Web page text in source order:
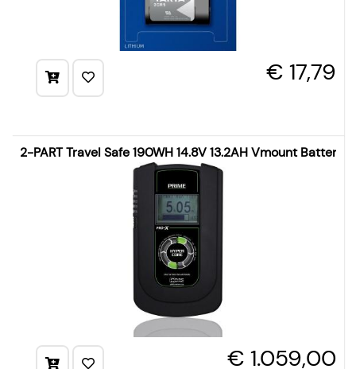
€ 17,79
2-PART Travel Safe 190WH 14.8V 13.2AH Vmount Battery
€ 1.059,00